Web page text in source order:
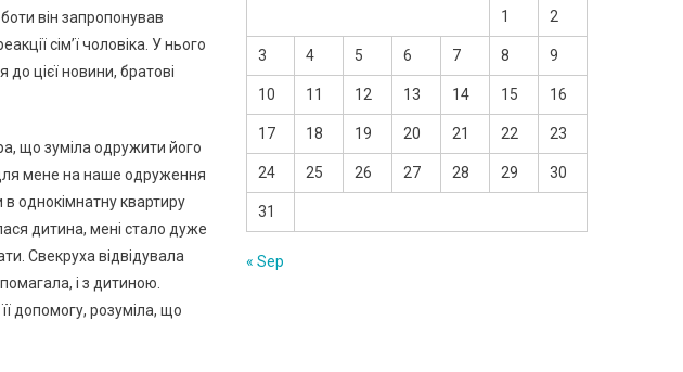
він запропонував
сім’ї чоловіка. У нього
цієї новини, братові
що зуміла одружити його
мене на наше одруження
однокімнатну квартиру
дитина, мені стало дуже
Свекруха відвідувала
і з дитиною.
допомогу, розуміла, що
1 2
3 4 5 6 7 8 9
10 11 12 13 14 15 16
17 18 19 20 21 22 23
24 25 26 27 28 29 30
31
« Sep